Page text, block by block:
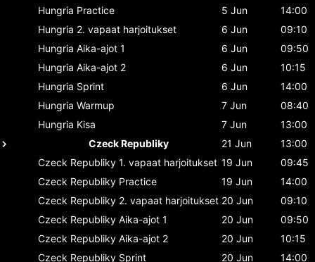
Hungria Practice 5 Jun
14:00
Hungria 2. vapaat harjoitukset 6 Jun
09:10
Hungria Aika-ajot 1 6 Jun
09:50
Hungria Aika-ajot 2 6 Jun
10:15
Hungria Sprint 6 Jun
14:00
Hungria Warmup 7 Jun
08:40
Hungria Kisa 7 Jun
13:00
Czeck Republiky
21 Jun
13:00
Czeck Republiky 1. vapaat harjoitukset 19 Jun
09:45
Czeck Republiky Practice 19 Jun
14:00
Czeck Republiky 2. vapaat harjoitukset 20 Jun
09:10
Czeck Republiky Aika-ajot 1 20 Jun
09:50
Czeck Republiky Aika-ajot 2 20 Jun
10:15
Czeck Republiky Sprint 20 Jun 14:00